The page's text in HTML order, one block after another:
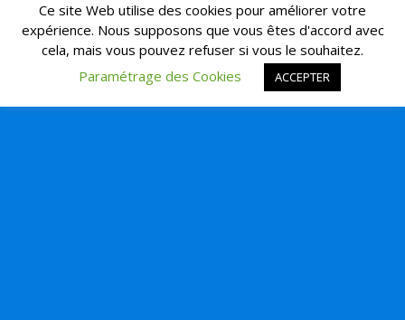
Ce site Web utilise des cookies pour améliorer votre
expérience. Nous supposons que vous êtes d'accord avec
cela, mais vous pouvez refuser si vous le souhaitez.
Paramétrage des Cookies
ACCEPTER